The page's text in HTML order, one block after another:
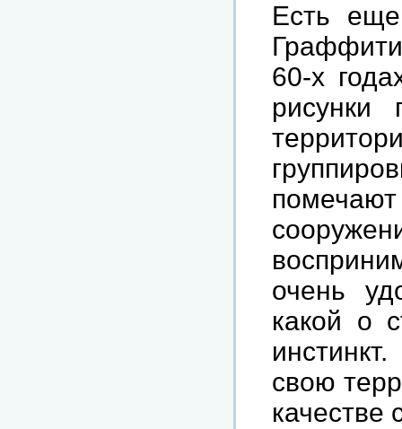
Есть
60-х
рисунки
очень
какой о
свою
качестве